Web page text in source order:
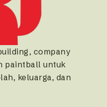
company
paintball untuk
keluarga, dan